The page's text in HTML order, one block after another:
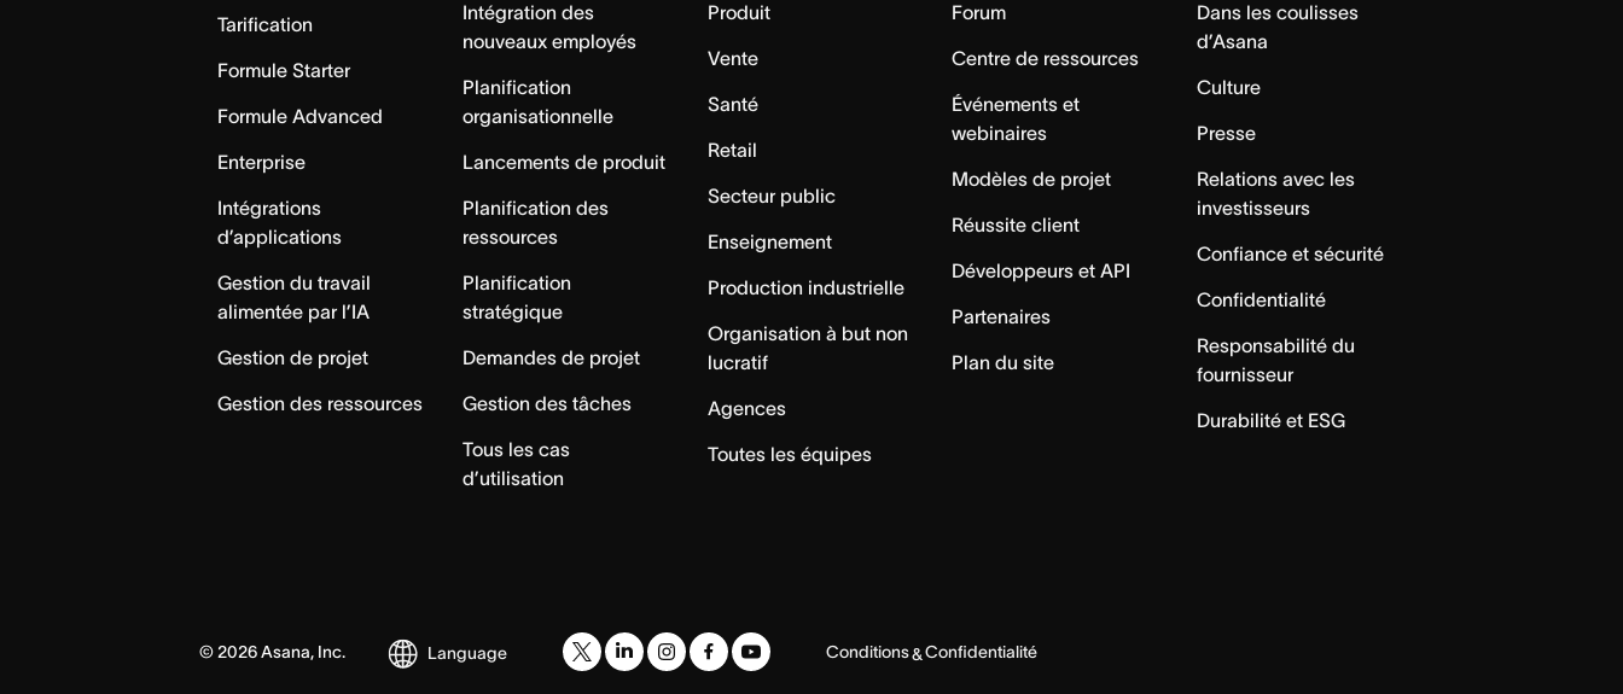
Tarification
Formule Starter
Formule Advanced
Enterprise
Intégrations
d’applications
Gestion du travail
alimentée par l’IA
Gestion de projet
Gestion des ressources
Intégration des
nouveaux employés
Planification
organisationnelle
Lancements de produit
Planification des
ressources
Planification
stratégique
Demandes de projet
Gestion des tâches
Tous les cas
d’utilisation
Produit
Vente
Santé
Retail
Secteur public
Enseignement
Production industrielle
Organisation à but non
lucratif
Agences
Toutes les équipes
Forum
Centre de ressources
Événements et
webinaires
Modèles de projet
Réussite client
Développeurs et API
Partenaires
Plan du site
Dans les coulisses
d’Asana
Culture
Presse
Relations avec les
investisseurs
Confiance et sécurité
Confidentialité
Responsabilité du
fournisseur
Durabilité et ESG
©2026Asana, Inc. Language Conditions&Confidentialité